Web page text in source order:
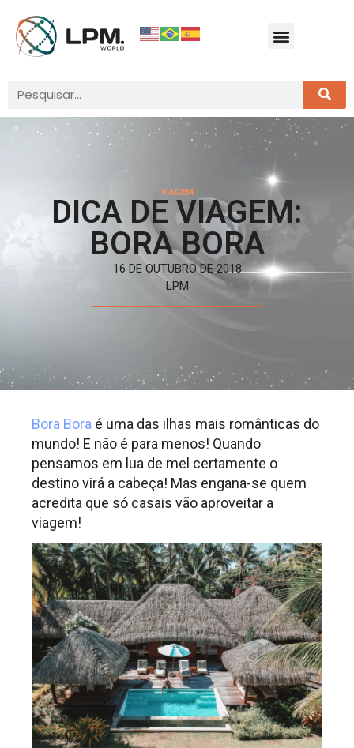
VIAGEM
DICA DE VIAGEM:
BORA BORA
16 DE OUTUBRO DE 2018
LPM
Bora Bora é uma das ilhas mais românticas do
mundo! E não é para menos! Quando
pensamos em lua de mel certamente o
destino virá a cabeça! Mas engana-se quem
acredita que só casais vão aproveitar a
viagem!